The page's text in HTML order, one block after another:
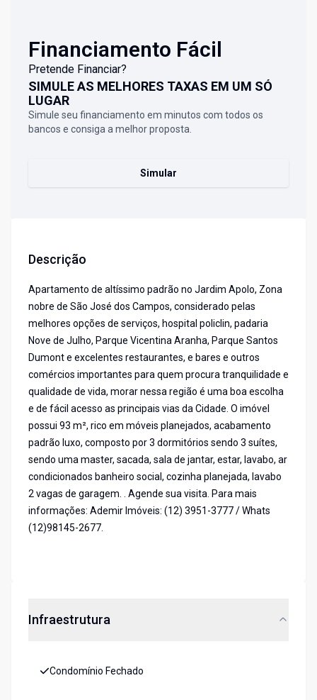
Financiamento Fácil
Pretende Financiar?
SIMULE AS MELHORES TAXAS EM UM SÓ
LUGAR
Simule seu financiamento em minutos com todos os
bancos e consiga a melhor proposta.
Simular
Descrição
Apartamento de altíssimo padrão no Jardim Apolo, Zona
nobre de São José dos Campos, considerado pelas
melhores opções de serviços, hospital policlin, padaria
Nove de Julho, Parque Vicentina Aranha, Parque Santos
Dumont e excelentes restaurantes, e bares e outros
comércios importantes para quem procura tranquilidade e
qualidade de vida, morar nessa região é uma boa escolha
e de fácil acesso as principais vias da Cidade. O imóvel
possui 93 m², rico em móveis planejados, acabamento
padrão luxo, composto por 3 dormitórios sendo 3 suítes,
sendo uma master, sacada, sala de jantar, estar, lavabo, ar
condicionados banheiro social, cozinha planejada, lavabo
2 vagas de garagem. . Agende sua visita. Para mais
informações: Ademir Imóveis: (12) 3951-3777 / Whats
(12)98145-2677.
Infraestrutura
Condomínio Fechado